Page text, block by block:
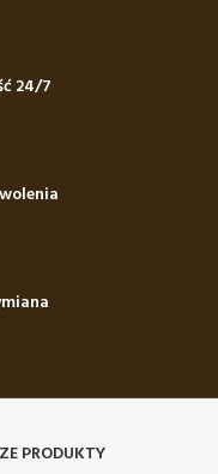
24/7
PRODUKTY